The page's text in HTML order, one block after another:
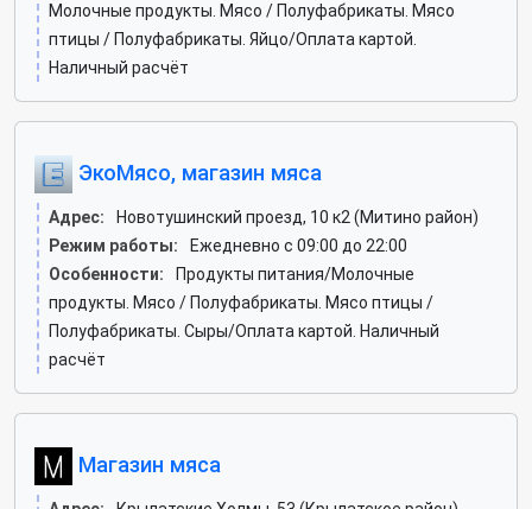
Молочные продукты. Мясо / Полуфабрикаты. Мясо
птицы / Полуфабрикаты. Яйцо/Оплата картой.
Наличный расчёт
ЭкоМясо, магазин мяса
Адрес:
Новотушинский проезд, 10 к2 (Митино район)
Режим работы:
Ежедневно с 09:00 до 22:00
Особенности:
Продукты питания/Молочные
продукты. Мясо / Полуфабрикаты. Мясо птицы /
Полуфабрикаты. Сыры/Оплата картой. Наличный
расчёт
Магазин мяса